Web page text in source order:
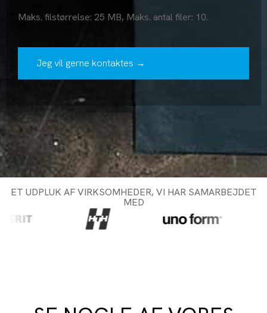
Maks. filstørrelse: 25 MB, Maks. antal filer: 10.
ET UDPLUK AF VIRKSOMHEDER, VI HAR SAMARBEJDET
MED